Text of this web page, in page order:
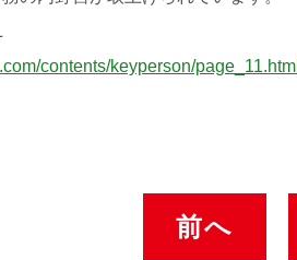
contents/keyperson/page_11.html
前へ